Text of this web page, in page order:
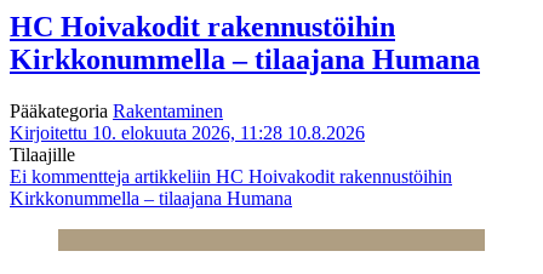
HC Hoivakodit rakennustöihin
Kirkkonummella – tilaajana Humana
Pääkategoria Rakentaminen
Kirjoitettu 10. elokuuta 2026, 11:28 10.8.2026
Tilaajille
Ei kommentteja artikkeliin HC Hoivakodit rakennustöihin
Kirkkonummella – tilaajana Humana